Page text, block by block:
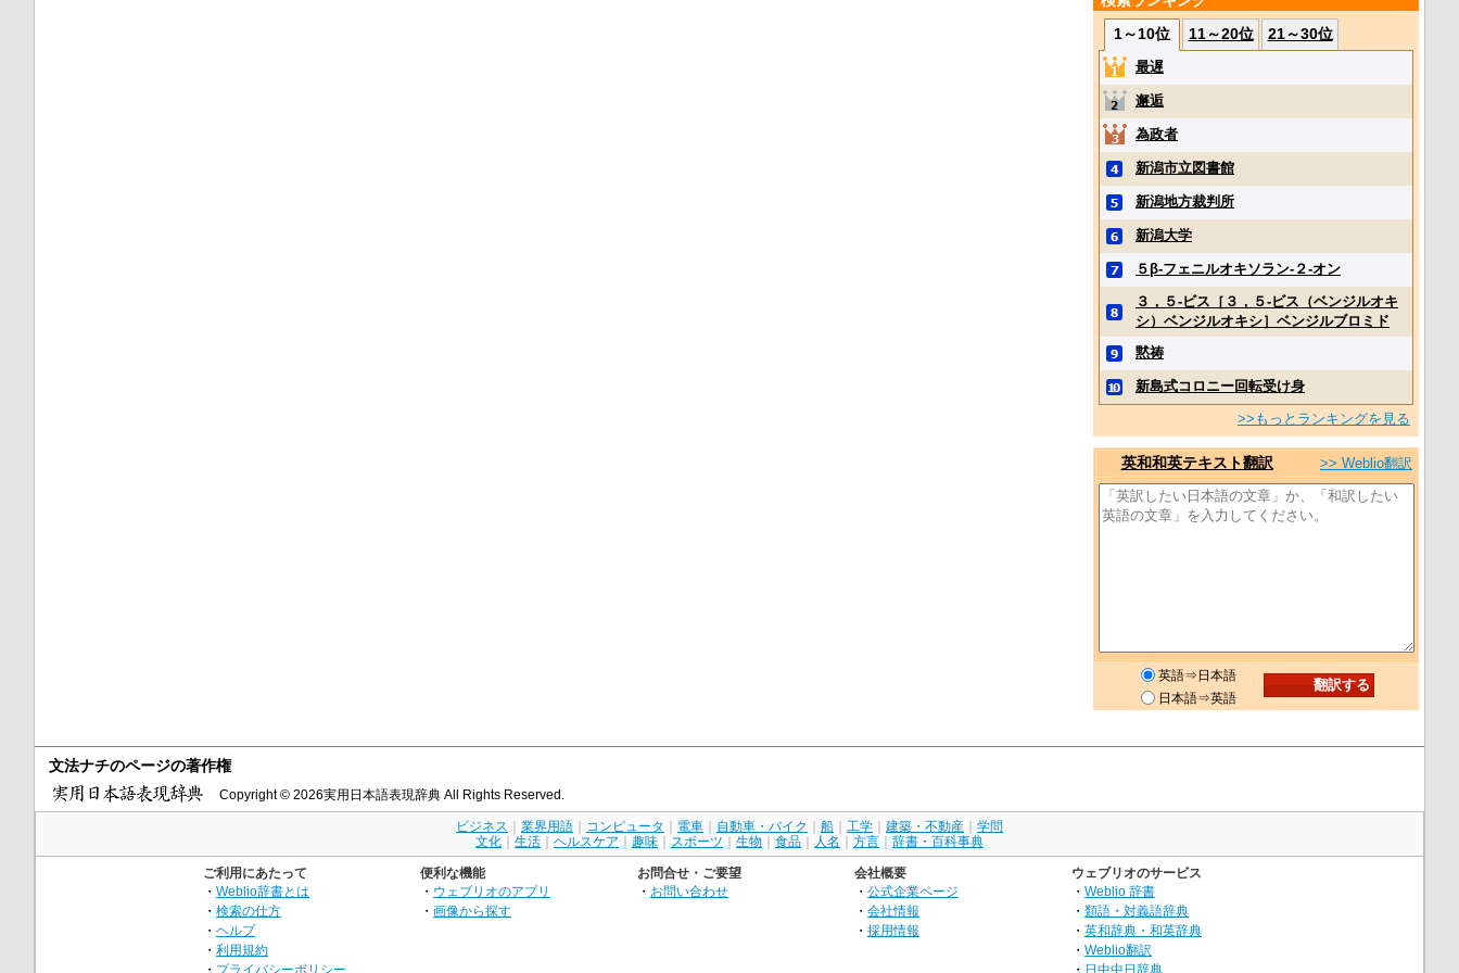
1～10位
11～20位 21～30位
最遅
邂逅
為政者
新潟市立図書館
新潟地方裁判所
新潟大学
５β‐フェニルオキソラン‐２‐オン
３，５‐ビス［３，５‐ビス（ベンジルオキ
シ）ベンジルオキシ］ベンジルブロミド
黙祷
新島式コロニー回転受け身
>>もっとランキングを見る
英和和英テキスト翻訳 >> Weblio翻訳
英語⇒日本語
日本語⇒英語
文法ナチのページの著作権
Copyright © 2026実用日本語表現辞典 All Rights Reserved.
ビジネス 業界用語 コンピュータ 電車 自動車・バイク 船 工学 建築・不動産
学問
文化
生活 ヘルスケア 趣味 スポーツ 生物 食品 人名 方言 辞書・百科事典
ご利用にあたって
・ Weblio辞書とは
・ 検索の仕方
・ ヘルプ
・ 利用規約
・ プライバシーポリシー
便利な機能
・ ウェブリオのアプリ
・ 画像から探す
お問合せ・ご要望
・ お問い合わせ
会社概要
・ 公式企業ページ
・ 会社情報
・ 採用情報
ウェブリオのサービス
・ Weblio 辞書
・ 類語・対義語辞典
・ 英和辞典・和英辞典
・ Weblio翻訳
・ 日中中日辞典